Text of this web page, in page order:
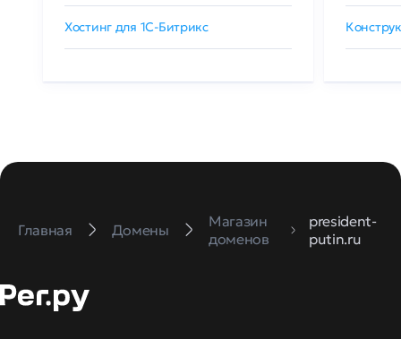
Хостинг для 1C-Битрикс
Главная Домены
Магазин
доменов
president-
putin.ru